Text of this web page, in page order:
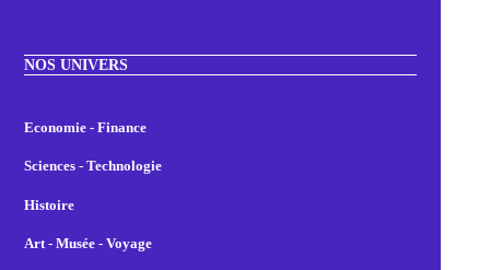
NOS UNIVERS
Economie - Finance
Sciences - Technologie
Histoire
Art - Musée - Voyage